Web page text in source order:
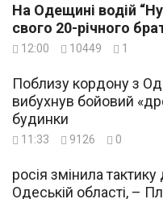
На Одещині водій
свого 20-річного
12:00 10449 1
Поблизу кордону з
вибухнув бойовий
будинки
11:33 9126 0
росія змінила
Одеській області, –